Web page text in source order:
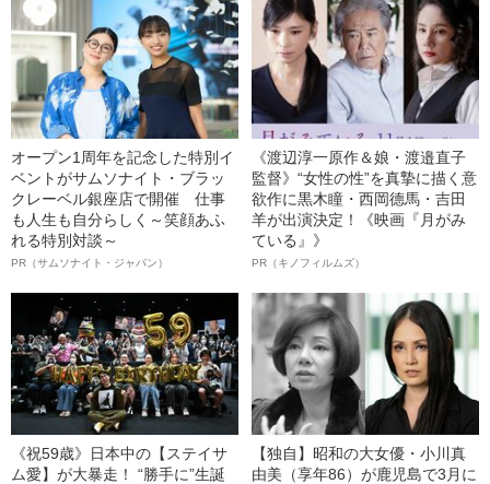
オープン1周年を記念した特別イ
ベントがサムソナイト・ブラッ
クレーベル銀座店で開催 仕事
も人生も自分らしく～笑顔あふ
れる特別対談～
PR（サムソナイト・ジャパン）
《渡辺淳一原作＆娘・渡邉直子
監督》“女性の性”を真摯に描く意
欲作に黒木瞳・西岡德馬・吉田
羊が出演決定！《映画『月がみ
ている』》
PR（キノフィルムズ）
《祝59歳》日本中の【ステイサ
ム愛】が大暴走！ “勝手に”生誕
【独自】昭和の大女優・小川真
由美（享年86）が鹿児島で3月に